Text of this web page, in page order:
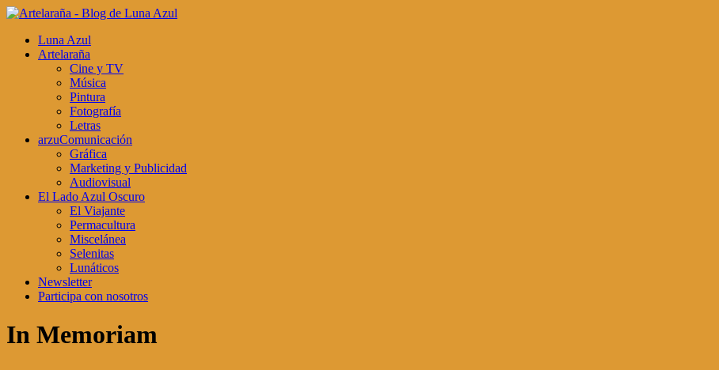
Luna Azul
Artelaraña
Cine y TV
Música
Pintura
Fotografía
Letras
arzuComunicación
Gráfica
Marketing y Publicidad
Audiovisual
El Lado Azul Oscuro
El Viajante
Permacultura
Miscelánea
Selenitas
Lunáticos
Newsletter
Participa con nosotros
In Memoriam